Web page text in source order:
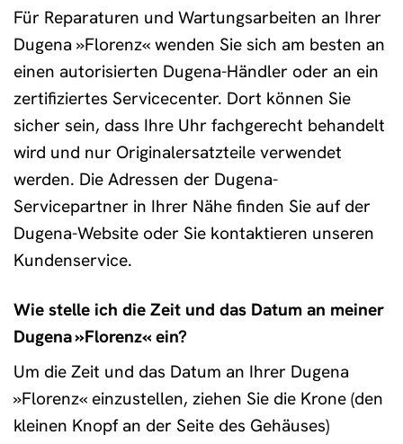
Für Reparaturen und Wartungsarbeiten an Ihrer
Dugena »Florenz« wenden Sie sich am besten an
einen autorisierten Dugena-Händler oder an ein
zertifiziertes Servicecenter. Dort können Sie
sicher sein, dass Ihre Uhr fachgerecht behandelt
wird und nur Originalersatzteile verwendet
werden. Die Adressen der Dugena-
Servicepartner in Ihrer Nähe finden Sie auf der
Dugena-Website oder Sie kontaktieren unseren
Kundenservice.
Wie stelle ich die Zeit und das Datum an meiner
Dugena »Florenz« ein?
Um die Zeit und das Datum an Ihrer Dugena
»Florenz« einzustellen, ziehen Sie die Krone (den
kleinen Knopf an der Seite des Gehäuses)